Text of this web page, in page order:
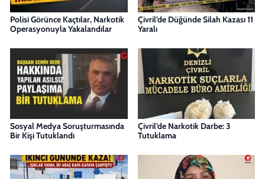
Polisi Görünce Kaçtılar, Narkotik
Operasyonuyla Yakalandılar
Çivril’de Düğünde Silah Kazası 11
Yaralı
Sosyal Medya Soruşturmasında
Bir Kişi Tutuklandı
Çivril’de Narkotik Darbe: 3
Tutuklama